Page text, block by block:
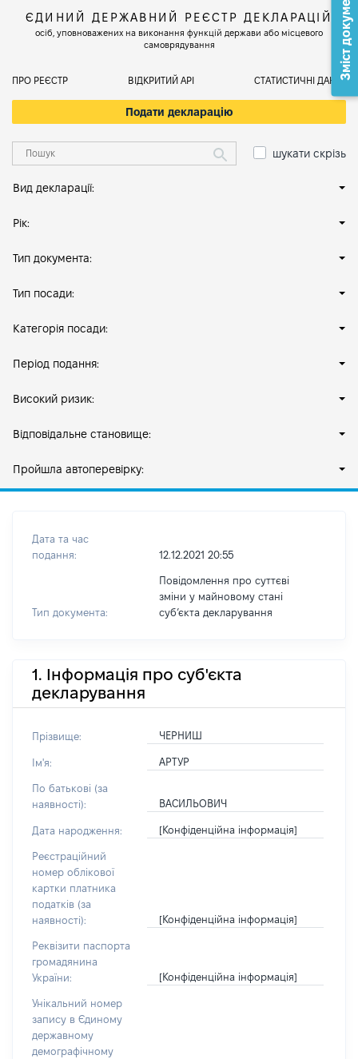
ЄДИНИЙ ДЕРЖАВНИЙ РЕЄСТР ДЕКЛАРАЦІЙ
осіб, уповноважених на виконання функцій держави або місцевого
самоврядування
ПРО РЕЄСТР ВІДКРИТИЙ АРІ СТАТИСТИЧНІ ДАНІ
Подати декларацію
шукати скрізь
Вид декларації:
Рік:
Тип документа:
Тип посади:
Категорія посади:
Період подання:
Високий ризик:
Відповідальне становище:
Пройшла автоперевірку:
Дата та час
подання:
12.12.2021 20:55
Тип документа:
Повідомлення про суттєві
зміни у майновому стані
субʼєкта декларування
1. Інформація про суб'єкта
декларування
Прізвище: ЧЕРНИШ
Ім'я: АРТУР
По батькові (за
наявності):
ВАСИЛЬОВИЧ
Дата народження: [Конфіденційна інформація]
Реєстраційний
номер облікової
картки платника
податків (за
наявності):
[Конфіденційна інформація]
Реквізити паспорта
громадянина
України:
[Конфіденційна інформація]
Унікальний номер
запису в Єдиному
державному
демографічному
Зміст документа